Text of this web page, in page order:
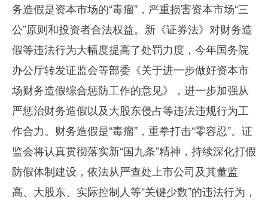
务造假是资本市场的“毒瘤”，严重损害资本市场“三
公”原则和投资者合法权益。新《证券法》对财务造
假等违法行为大幅度提高了处罚力度，今年国务院
办公厅转发证监会等部委《关于进一步做好资本市
场财务造假综合惩防工作的意见》，进一步加强从
严惩治财务造假以及大股东侵占等违法违规行为工
作合力。财务造假是“毒瘤”，重拳打击“零容忍”。证
监会将认真贯彻落实新“国九条”精神，持续深化打假
防假体制建设，依法从严查处上市公司及其董监
高、大股东、实际控制人等“关键少数”的违法行为，